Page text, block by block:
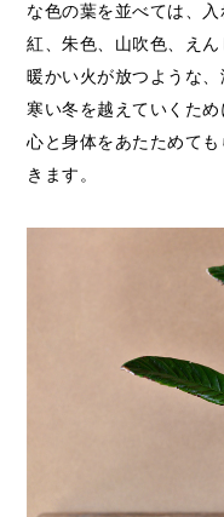
な色の葉を並べては、
紅、朱色、山吹色、え
暖かい火が放つような、
寒い冬を越えていくため
心と身体をあたためて
きます。